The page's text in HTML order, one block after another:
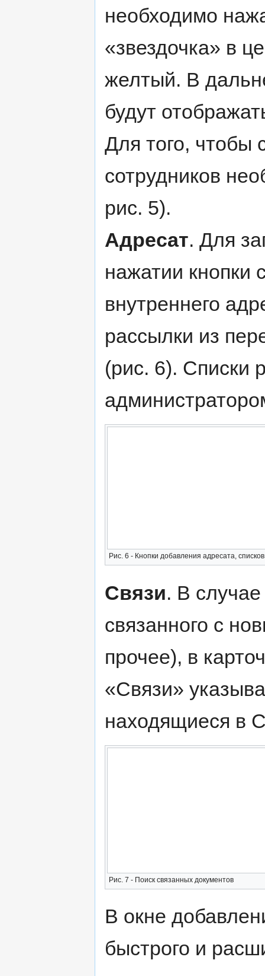
необходимо
«звездочка» в
желтый. В
будут
Для того, чтобы
сотрудников
рис. 5).
Адресат. Для
нажатии кнопки
внутреннего
рассылки из
(рис. 6). Списки
Рис. 6 - Кнопки добавления адресата,
Связи. В
связанного с
прочее), в
«Связи»
находящиеся в
Рис. 7 - Поиск связанных документов
В окне
быстрого и